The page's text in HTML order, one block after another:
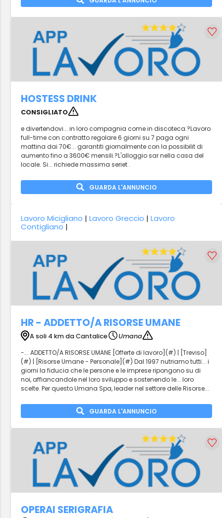
HOSTESS DRINK
CONSIGLIATO
e divertendovi... in loro compagnia come in discoteca.?Lavoro
full-time con contratto regolare 6 giorni su 7 paga ogni
mattina dai 70€... garantiti giornalmente con la possibilit di
aumento fino a 3600€ mensili.?L'alloggio sar nella casa del
locale. Si... richiede massima seriet .
GUARDA L'ANNUNCIO
Lavoro Micigliano |Lavoro Greccio |Lavoro
Contigliano |
HR - ADDETTO/A RISORSE UMANE
A soli 4 km da Cantalice
Umana
-... ADDETTO/A RISORSE UMANE [Offerte di lavoro](#) | [Treviso]
(#) | [Risorse Umane - Personale](#) Dal 1997 nutriamo tutti... i
giorni la fiducia che le persone e le imprese ripongono su di
noi, affiancandole nel loro sviluppo e sostenendo le... loro
scelte. Per questo Umana Spa, leader nel settore delle Risorse...
GUARDA L'ANNUNCIO
OPERAI SERIGRAFIA